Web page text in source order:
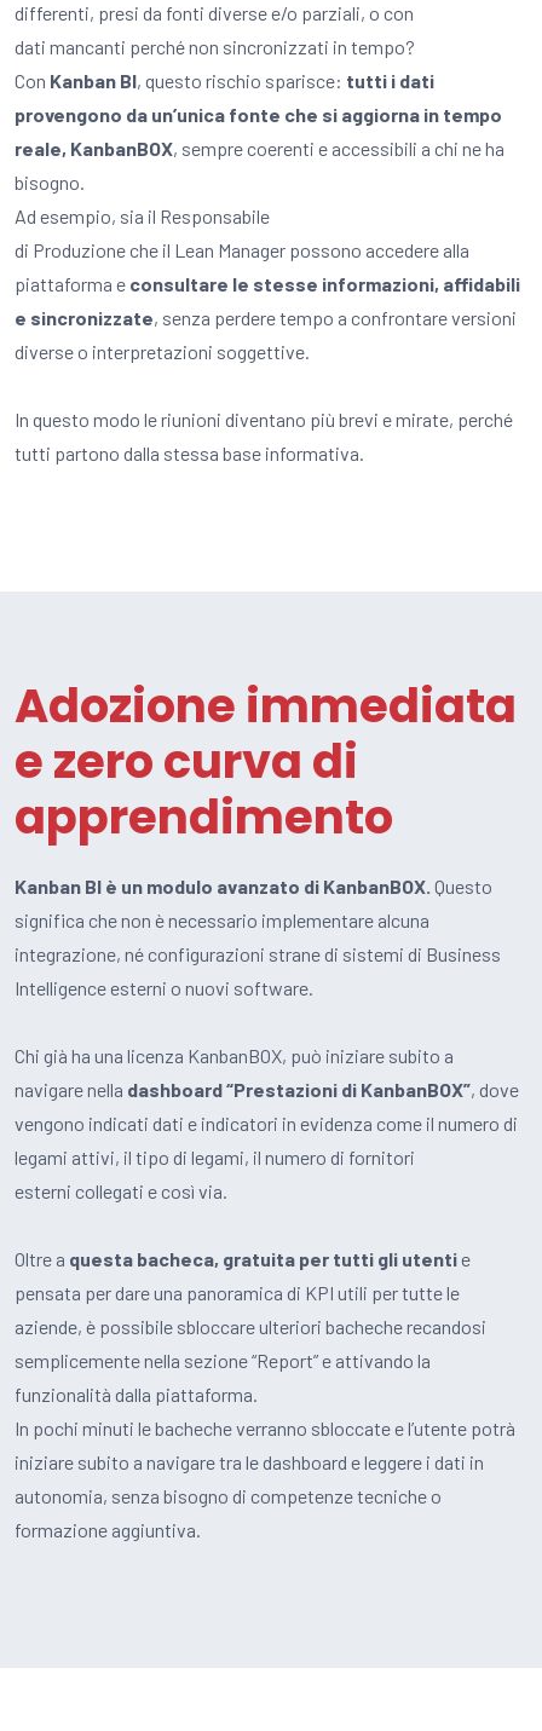
differenti, presi da fonti diverse e/o parziali, o con
dati mancanti perché non sincronizzati in tempo?
Con Kanban BI, questo rischio sparisce: tutti i dati
provengono da un’unica fonte che si aggiorna in tempo
reale, KanbanBOX, sempre coerenti e accessibili a chi ne ha
bisogno.
Ad esempio, sia il Responsabile
di Produzione che il Lean Manager possono accedere alla
piattaforma e consultare le stesse informazioni, affidabili
e sincronizzate, senza perdere tempo a confrontare versioni
diverse o interpretazioni soggettive.
In questo modo le riunioni diventano più brevi e mirate, perché
tutti partono dalla stessa base informativa.
Adozione immediata
e zero curva di
apprendimento
Kanban BI è un modulo avanzato di KanbanBOX. Questo
significa che non è necessario implementare alcuna
integrazione, né configurazioni strane di sistemi di Business
Intelligence esterni o nuovi software.
Chi già ha una licenza KanbanBOX, può iniziare subito a
navigare nella dashboard “Prestazioni di KanbanBOX”, dove
vengono indicati dati e indicatori in evidenza come il numero di
legami attivi, il tipo di legami, il numero di fornitori
esterni collegati e così via.
Oltre a questa bacheca, gratuita per tutti gli utentie
pensata per dare una panoramica di KPI utili per tutte le
aziende, è possibile sbloccare ulteriori bacheche recandosi
semplicemente nella sezione “Report” e attivando la
funzionalità dalla piattaforma.
In pochi minuti le bacheche verranno sbloccate e l’utente potrà
iniziare subito a navigare tra le dashboard e leggere i dati in
autonomia, senza bisogno di competenze tecniche o
formazione aggiuntiva.